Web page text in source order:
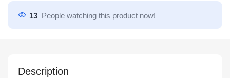
13 People watching this product now!
Description